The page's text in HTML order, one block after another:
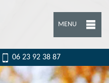
MENU
06 23 92 38 87